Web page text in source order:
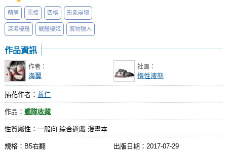
萌萌 惡搞 四格 形象崩壞
深海棲艦 戰艦棲姬 魔物獵人
作品資訊
作者：
海翼
社團：
惰性液態
插花作者：薏仁
作品：艦隊收藏
性質屬性：一般向 綜合遊戲 漫畫本
規格：B5右翻 出版日期： 2017-07-29